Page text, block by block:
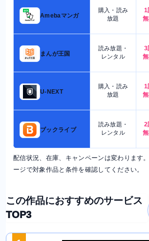
Amebaマンガ
購入・読み
放題
1
まんが王国
読み放題・
レンタル
3
U-NEXT
購入・読み
放題
1
ブックライブ
読み放題・
レンタル
2
配信状況、在庫、キャンペーンは変わります
ージで対象作品と条件を確認してください。
この作品におすすめのサービス
TOP3